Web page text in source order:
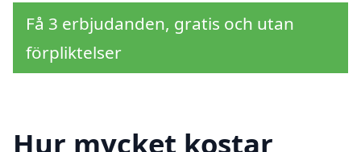
Få 3 erbjudanden, gratis och utan
förpliktelser
Hur mycket kostar